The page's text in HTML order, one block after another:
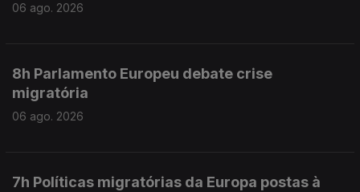
06 ago. 2026
8h Parlamento Europeu debate crise
migratória
06 ago. 2026
7h Políticas migratórias da Europa postas à